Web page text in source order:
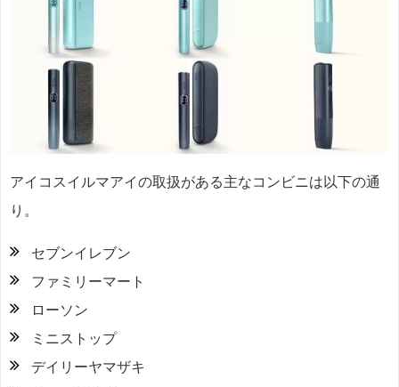
アイコスイルマアイの取扱がある主なコンビニは以下の通
り。
セブンイレブン
ファミリーマート
ローソン
ミニストップ
デイリーヤマザキ